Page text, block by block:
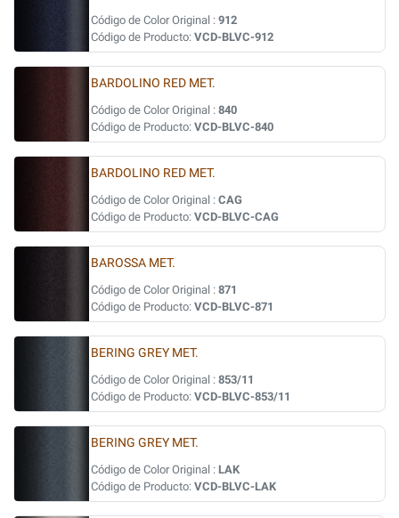
Código de Color Original : 912
Código de Producto: VCD-BLVC-912
BARDOLINO RED MET.
Código de Color Original : 840
Código de Producto: VCD-BLVC-840
BARDOLINO RED MET.
Código de Color Original : CAG
Código de Producto: VCD-BLVC-CAG
BAROSSA MET.
Código de Color Original : 871
Código de Producto: VCD-BLVC-871
BERING GREY MET.
Código de Color Original : 853/11
Código de Producto: VCD-BLVC-853/11
BERING GREY MET.
Código de Color Original : LAK
Código de Producto: VCD-BLVC-LAK